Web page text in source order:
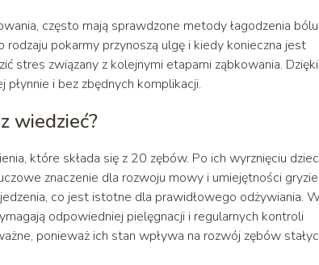
często mają sprawdzone metody łagodzenia
pokarmy przynoszą ulgę i kiedy konieczna jest
stres związany z kolejnymi etapami ząbkowania.
i bez zbędnych komplikacji.
wiedzieć?
które składa się z 20 zębów. Po ich wyrznięciu
znaczenie dla rozwoju mowy i umiejętności
co jest istotne dla prawidłowego odżywiania.
odpowiedniej pielęgnacji i regularnych kontroli
ponieważ ich stan wpływa na rozwój zębów